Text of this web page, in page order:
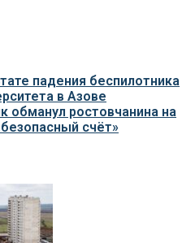
падения беспилотника
в Азове
обманул ростовчанина на
счёт»